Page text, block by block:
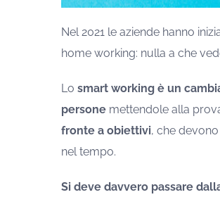
Nel 2021 le aziende hanno
home working: nulla a che
Lo smart working è un
personemettendole alla
fronte a obiettivi, che
nel tempo.
Si deve davvero passare